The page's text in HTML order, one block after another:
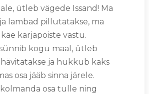
ütleb vägede Issand! Ma
lambad pillutatakse, ma
karjapoiste vastu.
kogu maal, ütleb
hävitatakse ja hukkub kaks
osa jääb sinna järele.
osa tulle ning